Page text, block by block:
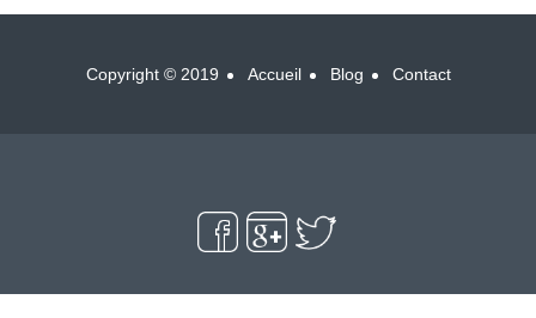
Copyright © 2019 Accueil Blog Contact